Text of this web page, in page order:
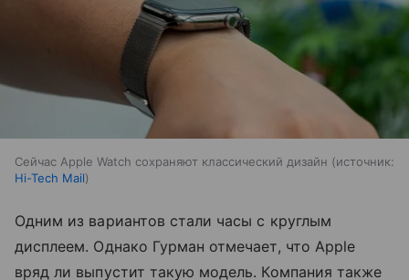
Сейчас Apple Watch сохраняют классический дизайн
источник:
Hi-Tech Mail
Одним из вариантов стали часы с круглым
дисплеем. Однако Гурман отмечает, что Apple
вряд ли выпустит такую модель. Компания также